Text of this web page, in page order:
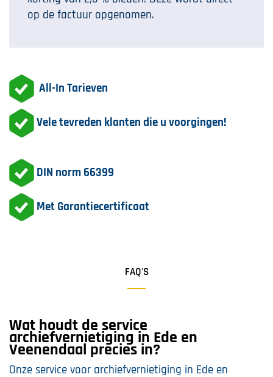
op de factuur opgenomen.
All-In Tarieven
Vele tevreden klanten die u voorgingen!
DIN norm 66399
Met Garantiecertificaat
FAQ'S
Wat houdt de service
archiefvernietiging in Ede en
Veenendaal precies in?
Onze service voor archiefvernietiging in Ede en